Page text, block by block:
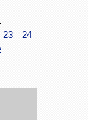
23
24